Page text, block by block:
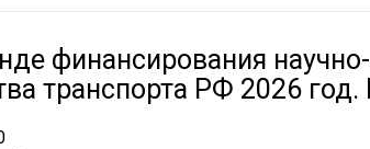
финансирования
транспорта РФ 2026